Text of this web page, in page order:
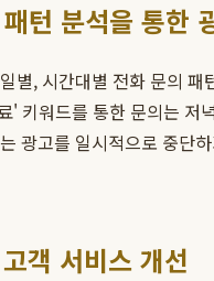
턴 분석을 통한
별, 시간대별 전화 문의
' 키워드를 통한 문의는
광고를 일시적으로 중단
객 서비스 개선